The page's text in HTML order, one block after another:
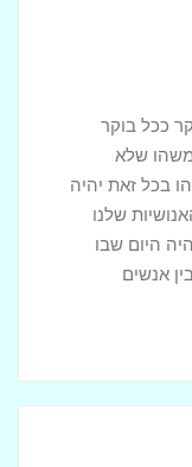
ככל בוקר
שלא
בכל זאת יהיה
שלנו
היום שבו
אנשים